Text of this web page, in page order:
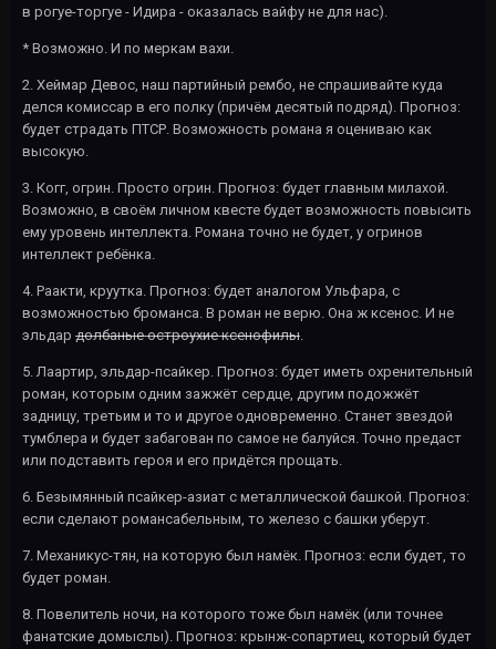
в рогуе-торгуе - Идира - оказалась вайфу не для нас).
* Возможно. И по меркам вахи.
2. Хеймар Девос, наш партийный рембо, не спрашивайте куда
делся комиссар в его полку (причём десятый подряд). Прогноз:
будет страдать ПТСР. Возможность романа я оцениваю как
высокую.
3. Когг, огрин. Просто огрин. Прогноз: будет главным милахой.
Возможно, в своём личном квесте будет возможность повысить
ему уровень интеллекта. Романа точно не будет, у огринов
интеллект ребёнка.
4. Раакти, круутка. Прогноз: будет аналогом Ульфара, с
возможностью броманса. В роман не верю. Она ж ксенос. И не
эльдар долбаные остроухие ксенофилы.
5. Лаартир, эльдар-псайкер. Прогноз: будет иметь охренительный
роман, которым одним зажжёт сердце, другим подожжёт
задницу, третьим и то и другое одновременно. Станет звездой
тумблера и будет забагован по самое не балуйся. Точно предаст
или подставить героя и его придётся прощать.
6. Безымянный псайкер-азиат с металлической башкой. Прогноз:
если сделают романсабельным, то железо с башки уберут.
7. Механикус-тян, на которую был намёк. Прогноз: если будет, то
будет роман.
8. Повелитель ночи, на которого тоже был намёк (или точнее
фанатские домыслы). Прогноз: крынж-сопартиец, который будет